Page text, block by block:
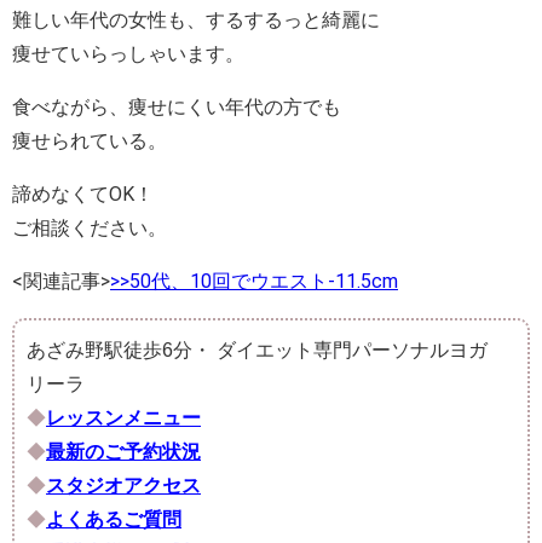
難しい年代の女性も、するするっと綺麗に
痩せていらっしゃいます。
食べながら、痩せにくい年代の方でも
痩せられている。
諦めなくてOK！
ご相談ください。
<関連記事>>>50代、10回でウエスト-11.5cm
あざみ野駅徒歩6分・ ダイエット専門パーソナルヨガ
リーラ
◆レッスンメニュー
◆最新のご予約状況
◆スタジオアクセス
◆ よくあるご質問